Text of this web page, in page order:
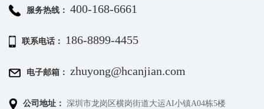
服务热线： 400-168-6661
联系电话： 186-8899-4455
电子邮箱： zhuyong@hcanjian.com
公司地址： 深圳市龙岗区横岗街道大运AI小镇A04栋5楼